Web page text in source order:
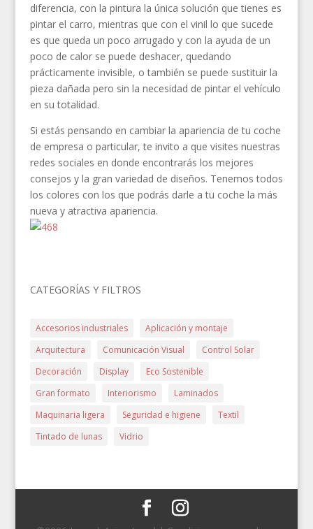
diferencia, con la pintura la única solución que tienes es
pintar el carro, mientras que con el vinil lo que sucede
es que queda un poco arrugado y con la ayuda de un
poco de calor se puede deshacer, quedando
prácticamente invisible, o también se puede sustituir la
pieza dañada pero sin la necesidad de pintar el vehículo
en su totalidad.
Si estás pensando en cambiar la apariencia de tu coche
de empresa o particular, te invito a que visites nuestras
redes sociales en donde encontrarás los mejores
consejos y la gran variedad de diseños. Tenemos todos
los colores con los que podrás darle a tu coche la más
nueva y atractiva apariencia.
CATEGORÍAS Y FILTROS
Accesorios industriales
Aplicación y montaje
Arquitectura
Comunicación Visual
Control Solar
Decoración
Display
Eco Sostenible
Gran formato
Interiorismo
Laminados
Maquinaria ligera
Seguridad e higiene
Textil
Tintado de lunas
Vidrio